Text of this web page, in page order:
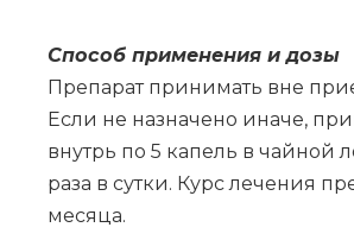
Спо­соб при­ме­не­ния и до­зы
Препарат принимать вне
Если не назначено иначе,
внутрь по 5 капель в чайной
раза в сутки. Курс лечения
месяца.